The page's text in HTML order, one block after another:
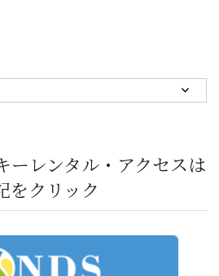
ーレンタル・アクセスは
をクリック